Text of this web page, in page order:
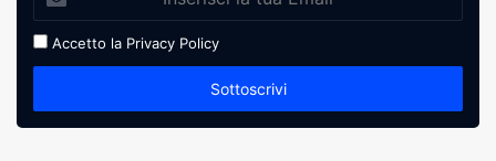
Accetto la Privacy Policy